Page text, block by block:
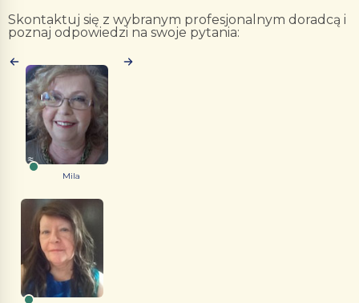
Skontaktuj się z wybranym profesjonalnym doradcą i
poznaj odpowiedzi na swoje pytania:
Mila